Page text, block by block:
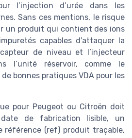
l’injection d’urée dans les
Sans ces mentions, le risque
un produit qui contient des ions
capables d’attaquer la
capteur de niveau et l’injecteur
l’unité réservoir, comme le
bonnes pratiques VDA pour les
pour Peugeot ou Citroën doit
de fabrication lisible, un
référence (ref) produit traçable,